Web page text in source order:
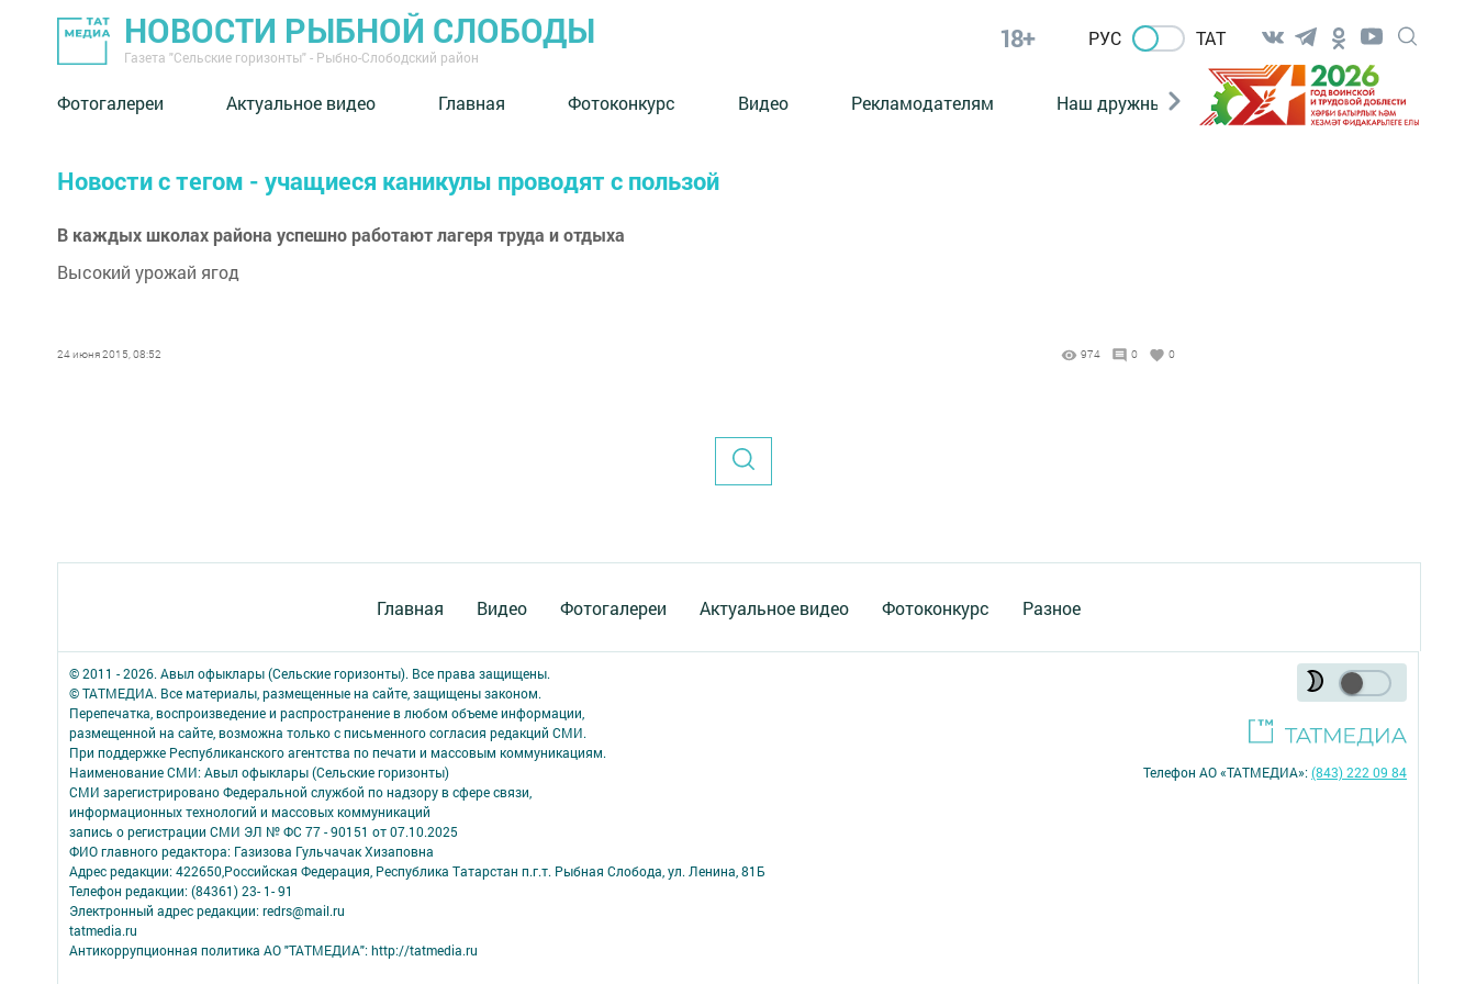
НОВОСТИ РЫБНОЙ СЛОБОДЫ
Газета "Сельские горизонты" - Рыбно-Слободский район
18+ РУС ТАТ
Фотогалереи Актуальное видео Главная Фотоконкурс Видео Рекламодателям Наш дружный коллектив Документы
Новости с тегом - учащиеся каникулы проводят с пользой
В каждых школах района успешно работают лагеря труда и отдыха
Высокий урожай ягод
24 июня 2015, 08:52 974 0 0
Главная Видео Фотогалереи Актуальное видео Фотоконкурс Разное
© 2011 - 2026. Авыл офыклары (Сельские горизонты). Все права защищены.
© ТАТМЕДИА. Все материалы, размещенные на сайте, защищены законом.
Перепечатка, воспроизведение и распространение в любом объеме информации,
размещенной на сайте, возможна только с письменного согласия редакций СМИ.
При поддержке Республиканского агентства по печати и массовым коммуникациям.
Наименование СМИ: Авыл офыклары (Сельские горизонты)
СМИ зарегистрировано Федеральной службой по надзору в сфере связи,
информационных технологий и массовых коммуникаций
запись о регистрации СМИ ЭЛ № ФС 77 - 90151 от 07.10.2025
ФИО главного редактора: Газизова Гульчачак Хизаповна
Адрес редакции: 422650,Российская Федерация, Республика Татарстан п.г.т. Рыбная Слобода, ул. Ленина, 81Б
Телефон редакции: (84361) 23- 1- 91
Электронный адрес редакции: redrs@mail.ru
tatmedia.ru
Антикоррупционная политика АО "ТАТМЕДИА": http://tatmedia.ru
Телефон АО «ТАТМЕДИА»:(843) 222 09 84